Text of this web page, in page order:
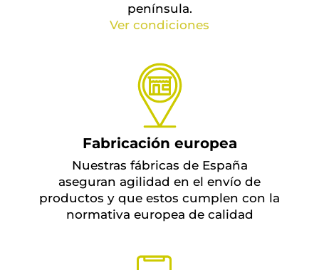
península.
Ver condiciones
Fabricación europea
Nuestras fábricas de España
aseguran agilidad en el envío de
productos y que estos cumplen con la
normativa europea de calidad